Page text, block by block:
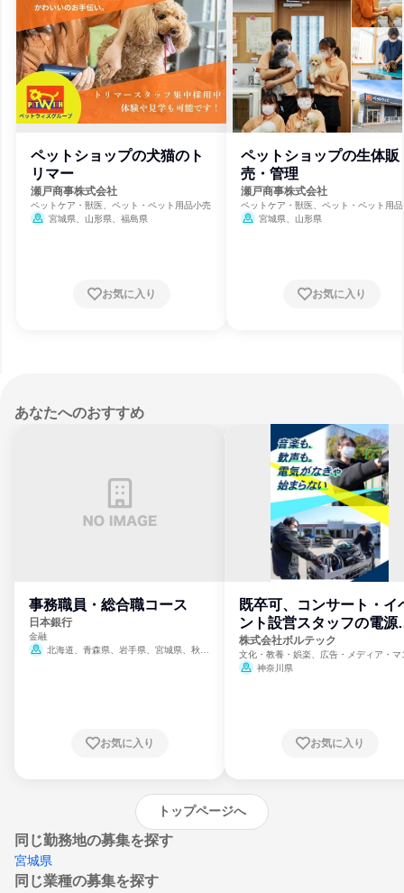
ペットショップの犬猫のト
リマー
瀬戸商事株式会社
ペットケア・獣医、ペット・ペット用品小売
宮城県、山形県、福島県
お気に入り
ペットショップの生体販
売・管理
瀬戸商事株式会社
ペットケア・獣医、ペット・ペット用
宮城県、山形県
お気に入り
あなたへのおすすめ
事務職員・総合職コース
日本銀行
金融
北海道、青森県、岩手県、宮城県、秋田
崎県、熊本県、大分県、宮崎県、鹿児島県、
お気に入り
既卒可、コンサート・イ
ント設営スタッフの電源
門
株式会社ボルテック
文化・教養・娯楽、広告・メディア・マ
ミ、電力・ガス・水道・エネルギー
神奈川県
お気に入り
トップページへ
同じ勤務地の募集を探す
宮城県
同じ業種の募集を探す